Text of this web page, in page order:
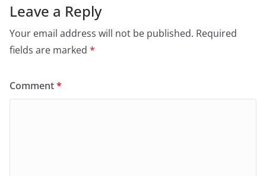
Leave a Reply
Your email address will not be published. Required
fields are marked *
Comment*